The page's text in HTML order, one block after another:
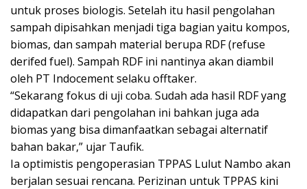
untuk proses biologis. Setelah itu hasil pengolahan
sampah dipisahkan menjadi tiga bagian yaitu kompos,
biomas, dan sampah material berupa RDF (refuse
derifed fuel). Sampah RDF ini nantinya akan diambil
oleh PT Indocement selaku offtaker.
“Sekarang fokus di uji coba. Sudah ada hasil RDF yang
didapatkan dari pengolahan ini bahkan juga ada
biomas yang bisa dimanfaatkan sebagai alternatif
bahan bakar,” ujar Taufik.
Ia optimistis pengoperasian TPPAS Lulut Nambo akan
berjalan sesuai rencana. Perizinan untuk TPPAS kini